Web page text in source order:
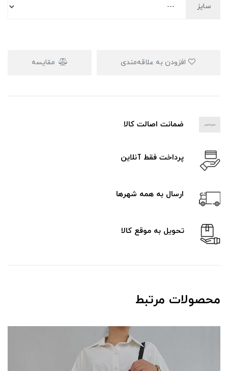
سایز
مقایسه
ضمانت اصالت کالا
پرداخت فقط آنلاین
ارسال به همه شهرها
تحویل به موقع کالا
محصولات مرتبط